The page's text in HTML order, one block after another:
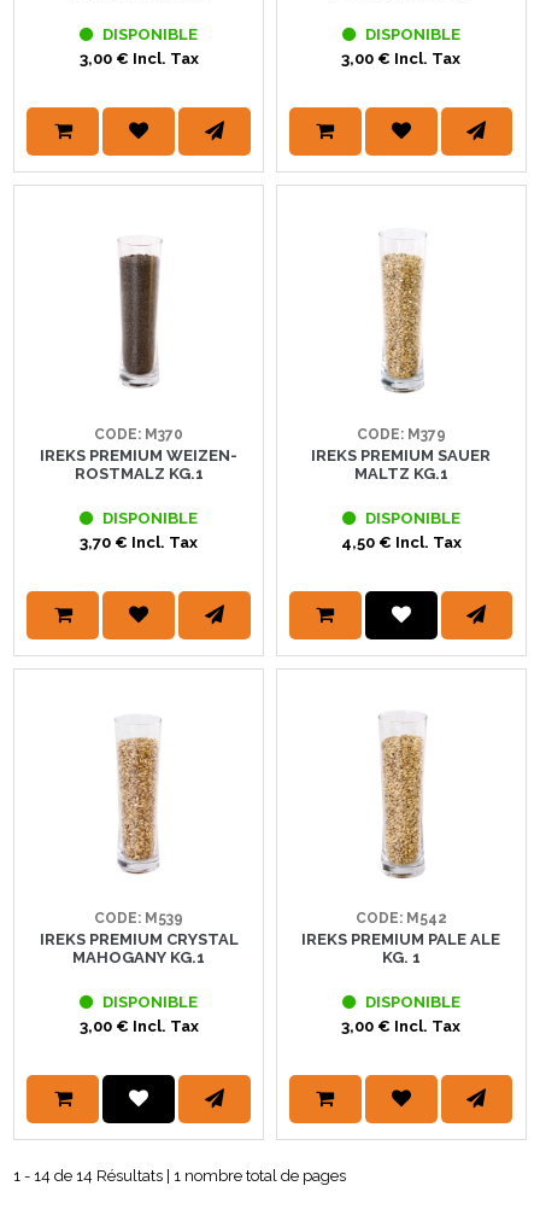
DISPONIBLE
3,00 € Incl. Tax
DISPONIBLE
3,00 € Incl. Tax
CODE: M370
IREKS PREMIUM WEIZEN-
ROSTMALZ KG.1
DISPONIBLE
3,70 € Incl. Tax
CODE: M379
IREKS PREMIUM SAUER
MALTZ KG.1
DISPONIBLE
4,50 € Incl. Tax
CODE: M539
IREKS PREMIUM CRYSTAL
MAHOGANY KG.1
DISPONIBLE
3,00 € Incl. Tax
CODE: M542
IREKS PREMIUM PALE ALE
KG. 1
DISPONIBLE
3,00 € Incl. Tax
1 - 14 de 14 Résultats | 1 nombre total de pages